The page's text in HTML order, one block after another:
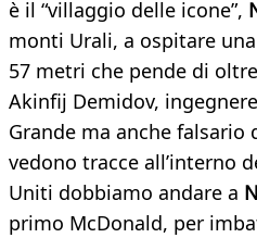
è il “villaggio delle icone”,
monti Urali, a ospitare
57 metri che pende di
Akinfij Demidov,
Grande ma anche falsario
vedono tracce all’interno
Uniti dobbiamo andare a
primo McDonald, per